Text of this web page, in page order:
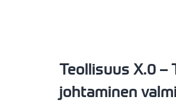
Teollisuus X.0 –
johtaminen